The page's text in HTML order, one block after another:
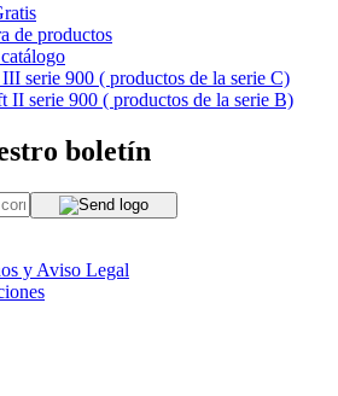
de productos
serie 900 ( productos de la serie C)
II serie 900 ( productos de la serie B)
boletín
y Aviso Legal